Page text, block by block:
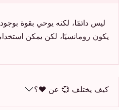
ليس دائمًا، لكنه يوحي بقوة
يكون رومانسيًا، لكن يمكن
كيف يختلف 💞 عن ❤️؟